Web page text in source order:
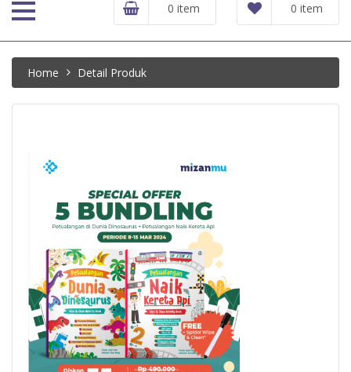
0 item
0 item
Home Detail Produk